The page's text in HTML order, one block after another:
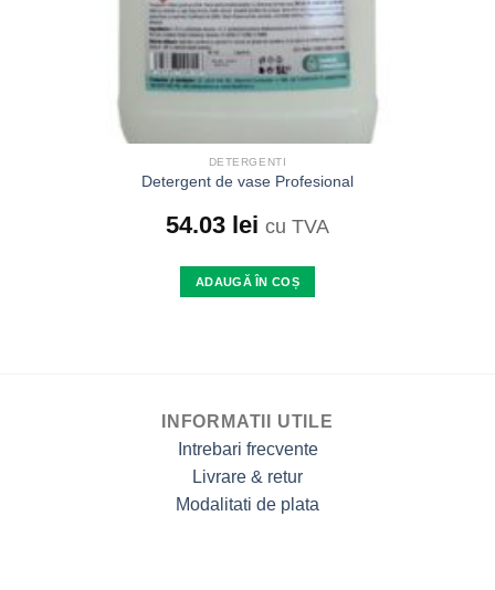
DETERGENTI
Detergent de vase Profesional
54.03 lei cu TVA
ADAUGĂ ÎN COȘ
INFORMATII UTILE
Intrebari frecvente
Livrare & retur
Modalitati de plata